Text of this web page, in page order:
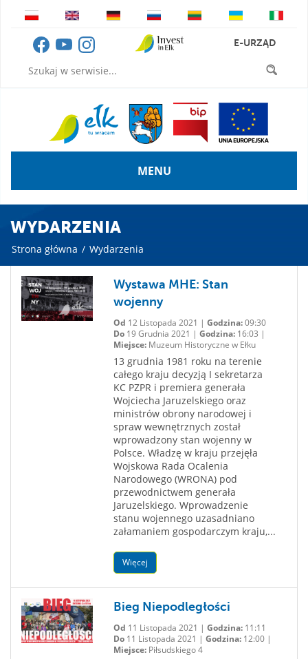
E-URZĄD
MENU
WYDARZENIA
Strona główna / Wydarzenia
Wystawa MHE: Stan
wojenny
Od 12 Listopada 2021 | Godzina:09:30
Do19 Grudnia 2021 | Godzina:16:03 |
Miejsce:Muzeum Historyczne w Ełku
13 grudnia 1981 roku na terenie
całego kraju decyzją I sekretarza
KC PZPR i premiera generała
Wojciecha Jaruzelskiego oraz
ministrów obrony narodowej i
spraw wewnętrznych został
wprowadzony stan wojenny w
Polsce. Władzę w kraju przejęła
Wojskowa Rada Ocalenia
Narodowego (WRONA) pod
przewodnictwem generała
Jaruzelskiego. Wprowadzenie
stanu wojennego uzasadniano
załamaniem gospodarczym kraju,...
Więcej
Bieg Niepodległości
Od 11 Listopada 2021 | Godzina:11:11
Do11 Listopada 2021 | Godzina:12:00 |
Miejsce:Piłsudskiego 4